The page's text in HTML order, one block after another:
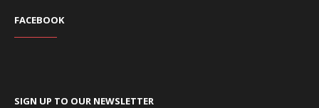
FACEBOOK
SIGN UP TO OUR NEWSLETTER